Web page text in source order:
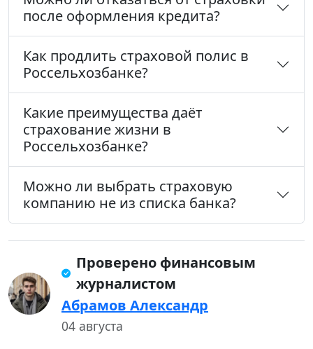
после оформления кредита?
Как продлить страховой полис в
Россельхозбанке?
Какие преимущества даёт
страхование жизни в
Россельхозбанке?
Можно ли выбрать страховую
компанию не из списка банка?
Проверено финансовым
журналистом
Абрамов Александр
04 августа